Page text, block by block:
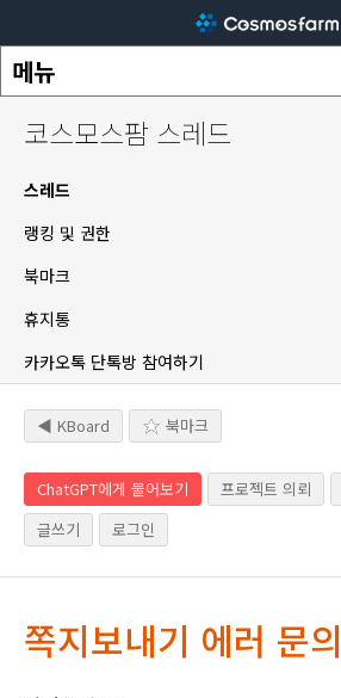
코스모스팜 스레드
스레드
랭킹 및 권한
북마크
휴지통
카카오톡 단톡방 참여하기
◀ KBoard 북마크
ChatGPT에게 물어보기 프로젝트 의뢰
글쓰기
로그인
쪽지보내기 에러 문의